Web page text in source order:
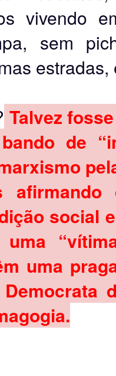
vivendo
sem
Talvez
de
social
uma